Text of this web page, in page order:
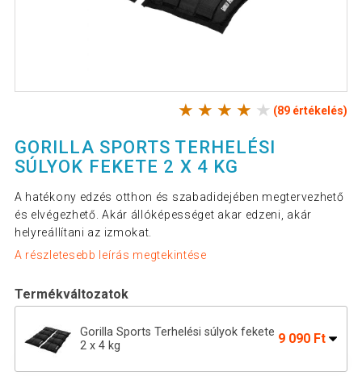
(89 értékelés)
GORILLA SPORTS TERHELÉSI
SÚLYOK FEKETE 2 X 4 KG
A hatékony edzés otthon és szabadidejében megtervezhető
és elvégezhető. Akár állóképességet akar edzeni, akár
helyreállítani az izmokat.
A részletesebb leírás megtekintése
Termékváltozatok
Gorilla Sports Terhelési súlyok fekete
2 x 4 kg
9 090 Ft